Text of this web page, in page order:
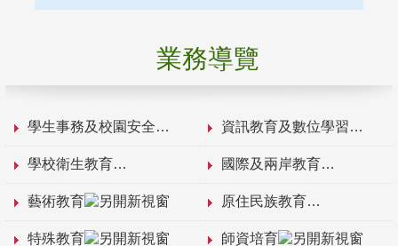
業務導覽
學生事務及校園安全 資訊教育及數位學習
學校衛生教育 國際及兩岸教育
藝術教育 原住民族教育
特殊教育 師資培育